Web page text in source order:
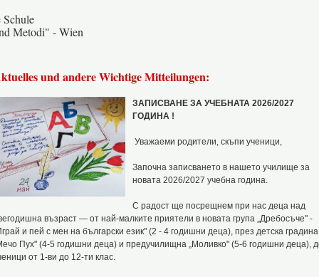
Schule
Metodi" - Wien
und andere Wichtige Mitteilungen:
ЗАПИСВАНЕ ЗА УЧЕБНАТА 2026/2027
ГОДИНА !
Уважаеми родители, скъпи ученици,
Започна записването в нашето училище за
новата 2026/2027 учебна година.
С радост ще посрещнем при нас деца над
възраст — от най-малките приятели в новата група „Дребосъче" -
и пей с мен на български език" (2 - 4 годишни деца), през детска градина
Пух" (4-5 годишни деца) и предучилищна „Моливко" (5-6 годишни деца),
от 1-ви до 12-ти клас.